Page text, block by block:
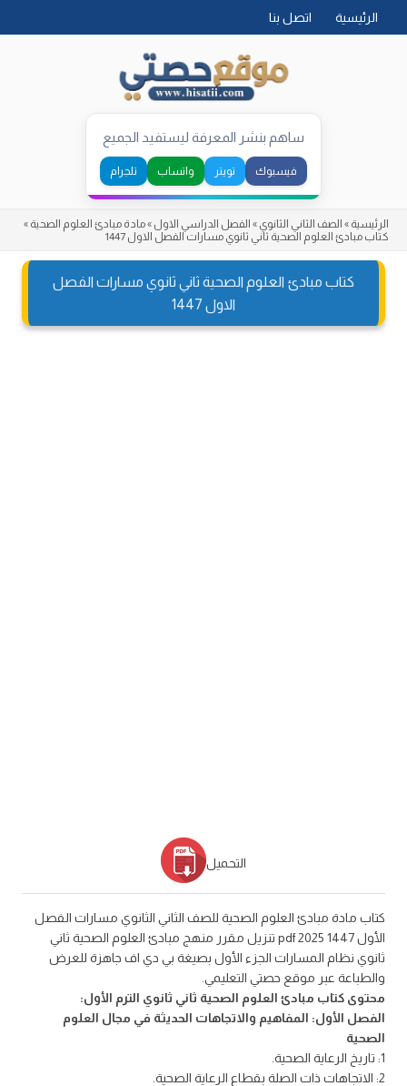
الرئيسية اتصل بنا
ساهم بنشر المعرفة ليستفيد الجميع
فيسبوك تويتر واتساب تلجرام
الرئيسية » الصف الثاني الثانوي » الفصل الدراسي الاول »مادة مبادئ العلوم الصحية »
كتاب مبادئ العلوم الصحية ثاني ثانوي مسارات الفصل الاول 1447
كتاب مبادئ العلوم الصحية ثاني ثانوي مسارات الفصل
الاول 1447
التحميل
كتاب مادة مبادئ العلوم الصحية للصف الثاني الثانوي مسارات الفصل
الأول 1447 2025 pdf تنزيل مقرر منهج مبادئ العلوم الصحية ثاني
ثانوي نظام المسارات الجزء الأول بصيغة بي دي اف جاهزة للعرض
والطباعة عبر موقع حصتي التعليمي.
محتوى كتاب مبادئ العلوم الصحية ثاني ثانوي الترم الأول:
الفصل الأول: المفاهيم والاتجاهات الحديثة في مجال العلوم
الصحية
1: تاريخ الرعاية الصحية.
2: الاتجاهات ذات الصلة بقطاع الرعاية الصحية.